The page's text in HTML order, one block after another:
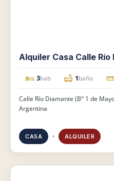
Alquiler Casa Calle Río
Mayo)
3hab 1baño
Calle Río Diamante (B° 1 de
Argentina
CASA ALQUILER